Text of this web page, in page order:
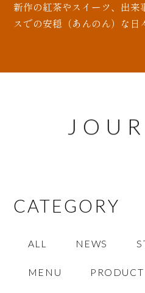
新作の紅茶やスイーツ、出来
スでの安穏（あんのん）な日
CATEGORY
ALL NEWS
MENU PRODUCT